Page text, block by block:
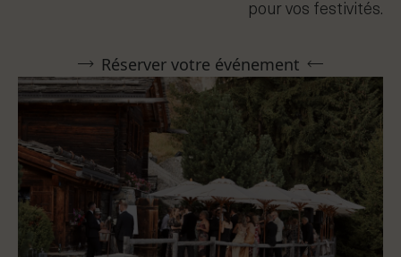
pour vos festivités.
Réserver votre événement